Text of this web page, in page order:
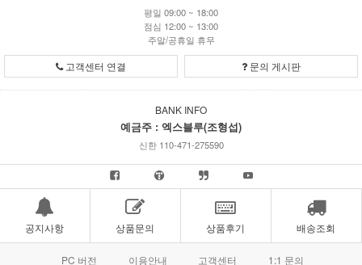
평일 09:00 ~ 18:00
점심 12:00 ~ 13:00
주말/공휴일 휴무
고객센터 연결 문의 게시판
BANK INFO
예금주 : 엑스블루(조형섭)
신한 110-471-275590
공지사항 상품문의 상품후기 배송조회
PC 버전 이용안내 고객센터 1:1 문의